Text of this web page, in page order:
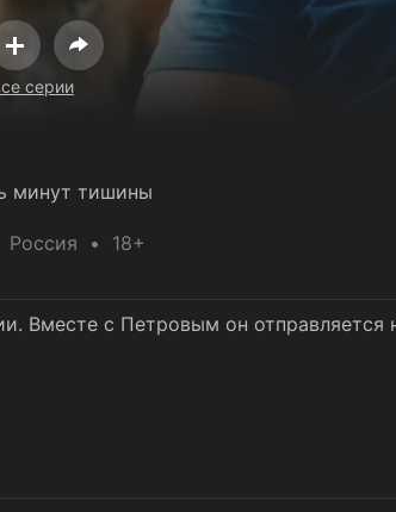
серии
минут тишины
Россия 18+
Вместе с Петровым он